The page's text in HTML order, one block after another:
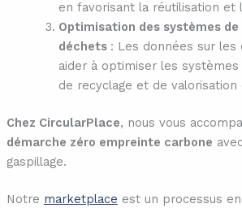
en favorisant la réutilisation et
Optimisation des systèmes
déchets : Les données sur
aider à optimiser les
de recyclage et de valorisation
Chez CircularPlace, nous vous
démarche zéro empreinte carbone
gaspillage.
Notre marketplace est un processus